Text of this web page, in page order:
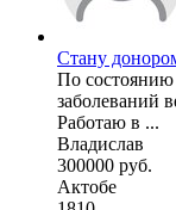
Стану
По состоянию
заболеваний
Работаю в ...
Владислав
300000 руб.
Актобе